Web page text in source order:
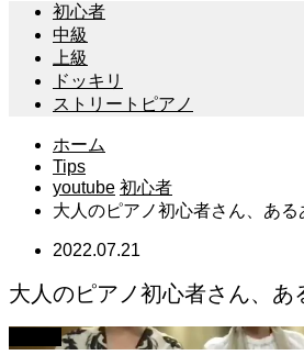
初心者
中級
上級
ドッキリ
ストリートピアノ
ホーム
Tips
youtube 初心者
大人のピアノ初心者さん、ある
2022.07.21
大人のピアノ初心者さん、あ